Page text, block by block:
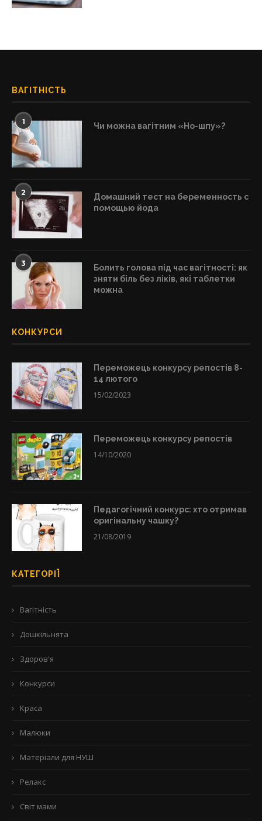
ВАГІТНІСТЬ
1 Чи можна вагітним «Но-шпу»?
2
Домашний тест на беременность с
помощью йода
3
Болить голова під час вагітності: як
зняти біль без ліків, які таблетки
можна
КОНКУРСИ
Переможець конкурсу репостів 8-
14 лютого
15/02/2023
Переможець конкурсу репостів
14/10/2020
Педагогічний конкурс: хто отримав
оригінальну чашку?
21/08/2019
КАТЕГОРІЇ
Вагітність
Дошкільнята
Здоров'я
Конкурси
Краса
Малюки
Матеріали для НУШ
Релакс
Світ мами